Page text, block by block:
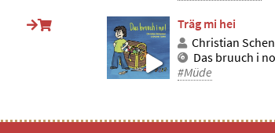
Träg mi hei
Christian
Das bruuch i
#Müde